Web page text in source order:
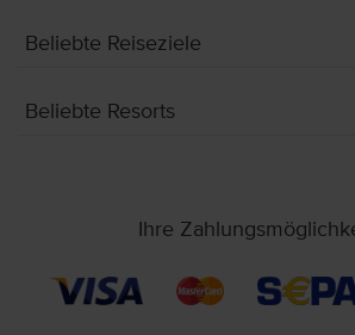
Beliebte Reiseziele
Beliebte Resorts
Ihre